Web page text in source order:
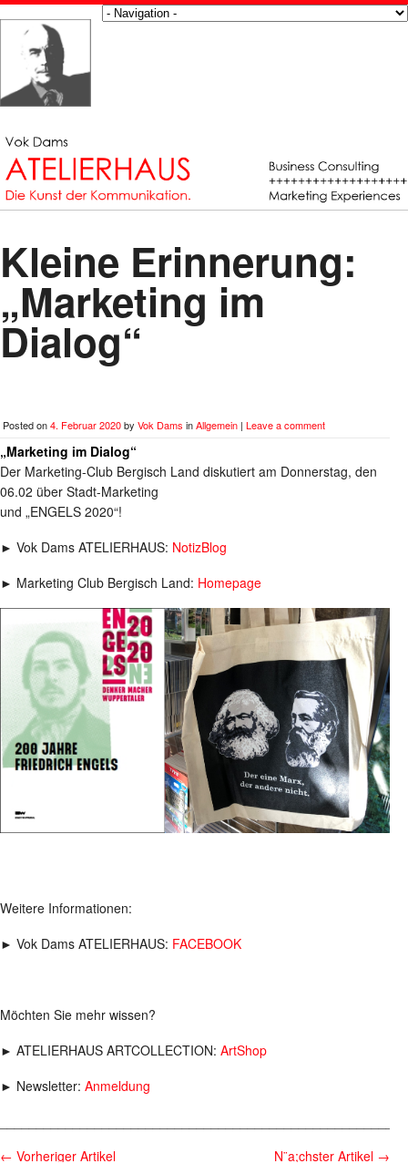
Kleine Erinnerung:
„Marketing im
Dialog“
Posted on4. Februar 2020by Vok Dams inAllgemein | Leave a comment
„Marketing im Dialog“
Der Marketing-Club Bergisch Land diskutiert am Donnerstag, den
06.02 über Stadt-Marketing
und „ENGELS 2020“!
► Vok Dams ATELIERHAUS: NotizBlog
► Marketing Club Bergisch Land: Homepage
Weitere Informationen:
► Vok Dams ATELIERHAUS: FACEBOOK
Möchten Sie mehr wissen?
► ATELIERHAUS ARTCOLLECTION: ArtShop
► Newsletter: Anmeldung
← Vorheriger Artikel N¨a;chster Artikel →